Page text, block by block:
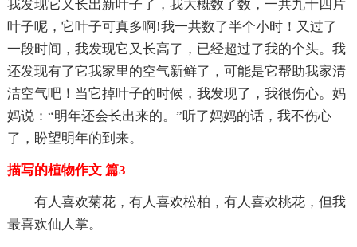
我发现它又长出新叶子了，我大概数了数，一共九十四片
叶子呢，它叶子可真多啊!我一共数了半个小时！又过了
一段时间，我发现它又长高了，已经超过了我的个头。我
还发现有了它我家里的空气新鲜了，可能是它帮助我家清
洁空气吧！当它掉叶子的时候，我发现了，我很伤心。妈
妈说：“明年还会长出来的。”听了妈妈的话，我不伤心
了，盼望明年的到来。
描写的植物作文 篇3
有人喜欢菊花，有人喜欢松柏，有人喜欢桃花，但我
最喜欢仙人掌。